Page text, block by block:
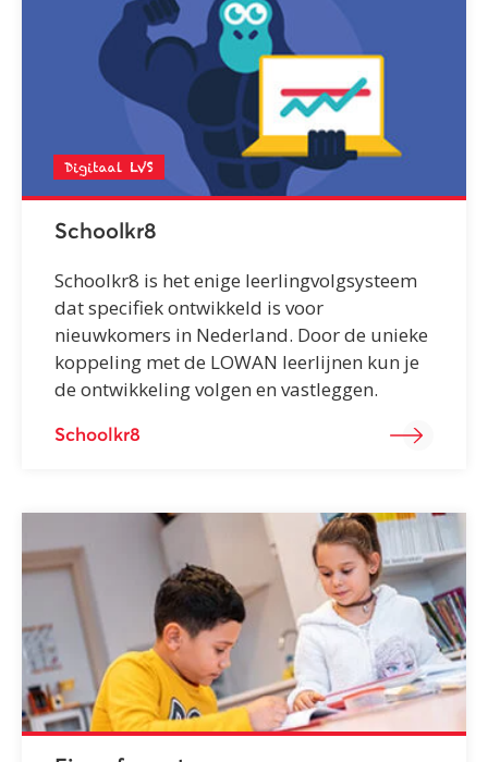
Digitaal LVS
Schoolkr8
Schoolkr8 is het enige leerlingvolgsysteem
dat specifiek ontwikkeld is voor
nieuwkomers in Nederland. Door de unieke
koppeling met de LOWAN leerlijnen kun je
de ontwikkeling volgen en vastleggen.
Schoolkr8